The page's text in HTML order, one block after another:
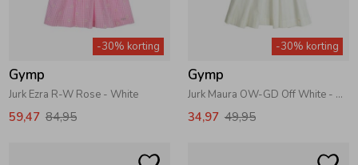
-30% korting
Gymp
Jurk Ezra R-W Rose - White
59,47 84,95
-30% korting
Gymp
Jurk Maura OW-GD Off White - Gold
34,97 49,95